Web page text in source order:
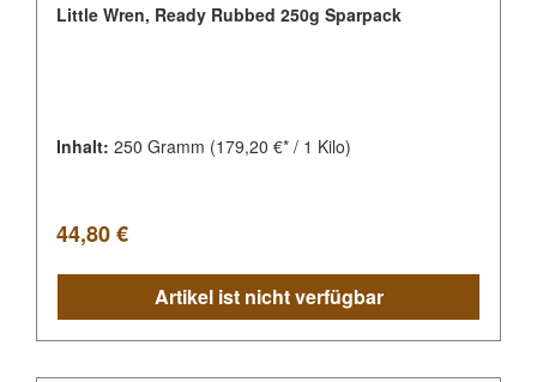
Little Wren, Ready Rubbed 250g Sparpack
Inhalt: 250 Gramm (179,20 €* / 1 Kilo)
Regulärer Preis:
44,80 €
Artikel ist nicht verfügbar